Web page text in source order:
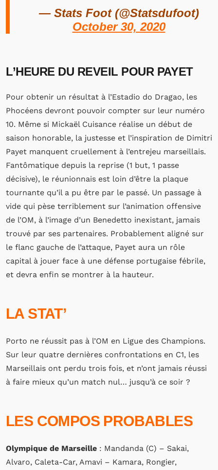
— Stats Foot (@Statsdufoot)
October 30, 2020
L’HEURE DU REVEIL POUR PAYET
Pour obtenir un résultat à l’Estadio do Dragao, les
Phocéens devront pouvoir compter sur leur numéro
10. Même si Mickaël Cuisance réalise un début de
saison honorable, la justesse et l’inspiration de Dimitri
Payet manquent cruellement à l’entrejeu marseillais.
Fantômatique depuis la reprise (1 but, 1 passe
décisive), le réunionnais est loin d’être la plaque
tournante qu’il a pu être par le passé. Un passage à
vide qui pèse terriblement sur l’animation offensive
de l’OM, à l’image d’un Benedetto inexistant, jamais
trouvé par ses partenaires. Probablement aligné sur
le flanc gauche de l’attaque, Payet aura un rôle
capital à jouer face à une défense portugaise fébrile,
et devra enfin se montrer à la hauteur.
LA STAT’
Porto ne réussit pas à l’OM en Ligue des Champions.
Sur leur quatre dernières confrontations en C1, les
Marseillais ont perdu trois fois, et n’ont jamais réussi
à faire mieux qu’un match nul… jusqu’à ce soir ?
LES COMPOS PROBABLES
Olympique de Marseille : Mandanda (C) – Sakai,
Alvaro, Caleta-Car, Amavi – Kamara, Rongier,